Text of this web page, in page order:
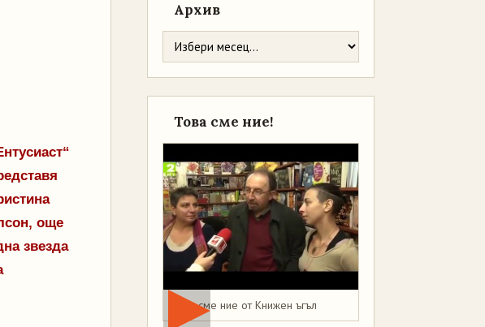
още
звезда
Архив
Това сме ние!
Това сме ние от Книжен ъгъл